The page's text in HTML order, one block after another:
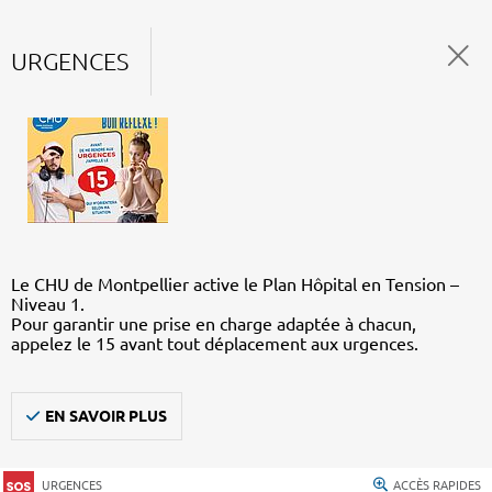
URGENCES
Le CHU de Montpellier active le Plan Hôpital en Tension –
Niveau 1.
Pour garantir une prise en charge adaptée à chacun,
appelez le 15 avant tout déplacement aux urgences.
EN SAVOIR PLUS
URGENCES ACCÈS RAPIDES